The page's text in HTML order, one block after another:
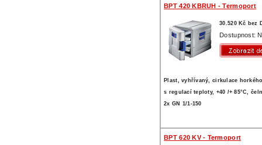
BPT 420 KBRUH - Termoport
30.520 Kč bez
Dostupnost:
Plast, vyhřívaný, cirkulace
s regulací teploty, +40 /+ 85°C,
2x GN 1/1-150
BPT 620 KV - Termoport